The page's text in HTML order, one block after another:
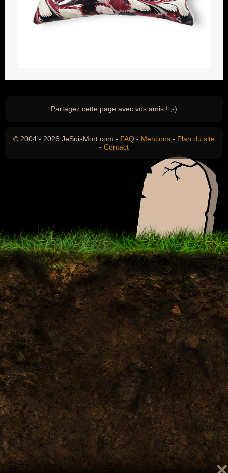
Partagez cette page avec vos amis ! ;-)
© 2004 - 2026 JeSuisMort.com - FAQ - Mentions - Plan du site
- Contact